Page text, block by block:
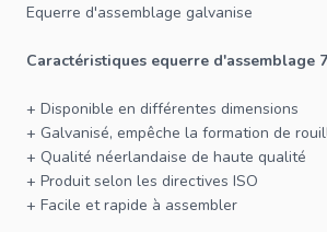
Equerre d'assemblage galvanise
Caractéristiques equerre d'assemblage
+ Disponible en différentes dimensions
+ Galvanisé, empêche la formation de
+ Qualité néerlandaise de haute qualité
+ Produit selon les directives ISO
+ Facile et rapide à assembler